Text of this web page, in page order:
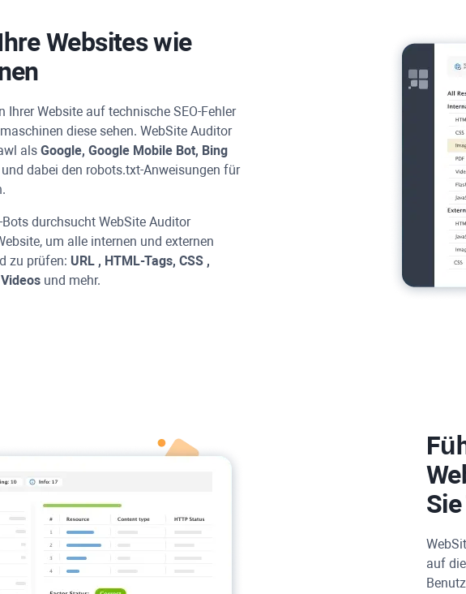
Websites wie
Ihrer Website auf technische SEO-Fehler
diese sehen. WebSite Auditor
als Google, Google Mobile Bot, Bing
dabei den robots.txt-Anweisungen für
durchsucht WebSite Auditor
um alle internen und externen
zu prüfen: URL , HTML-Tags, CSS ,
und mehr.
auf